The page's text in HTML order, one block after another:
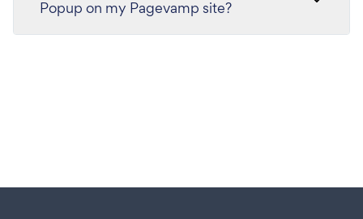
Popup on my Pagevamp site?